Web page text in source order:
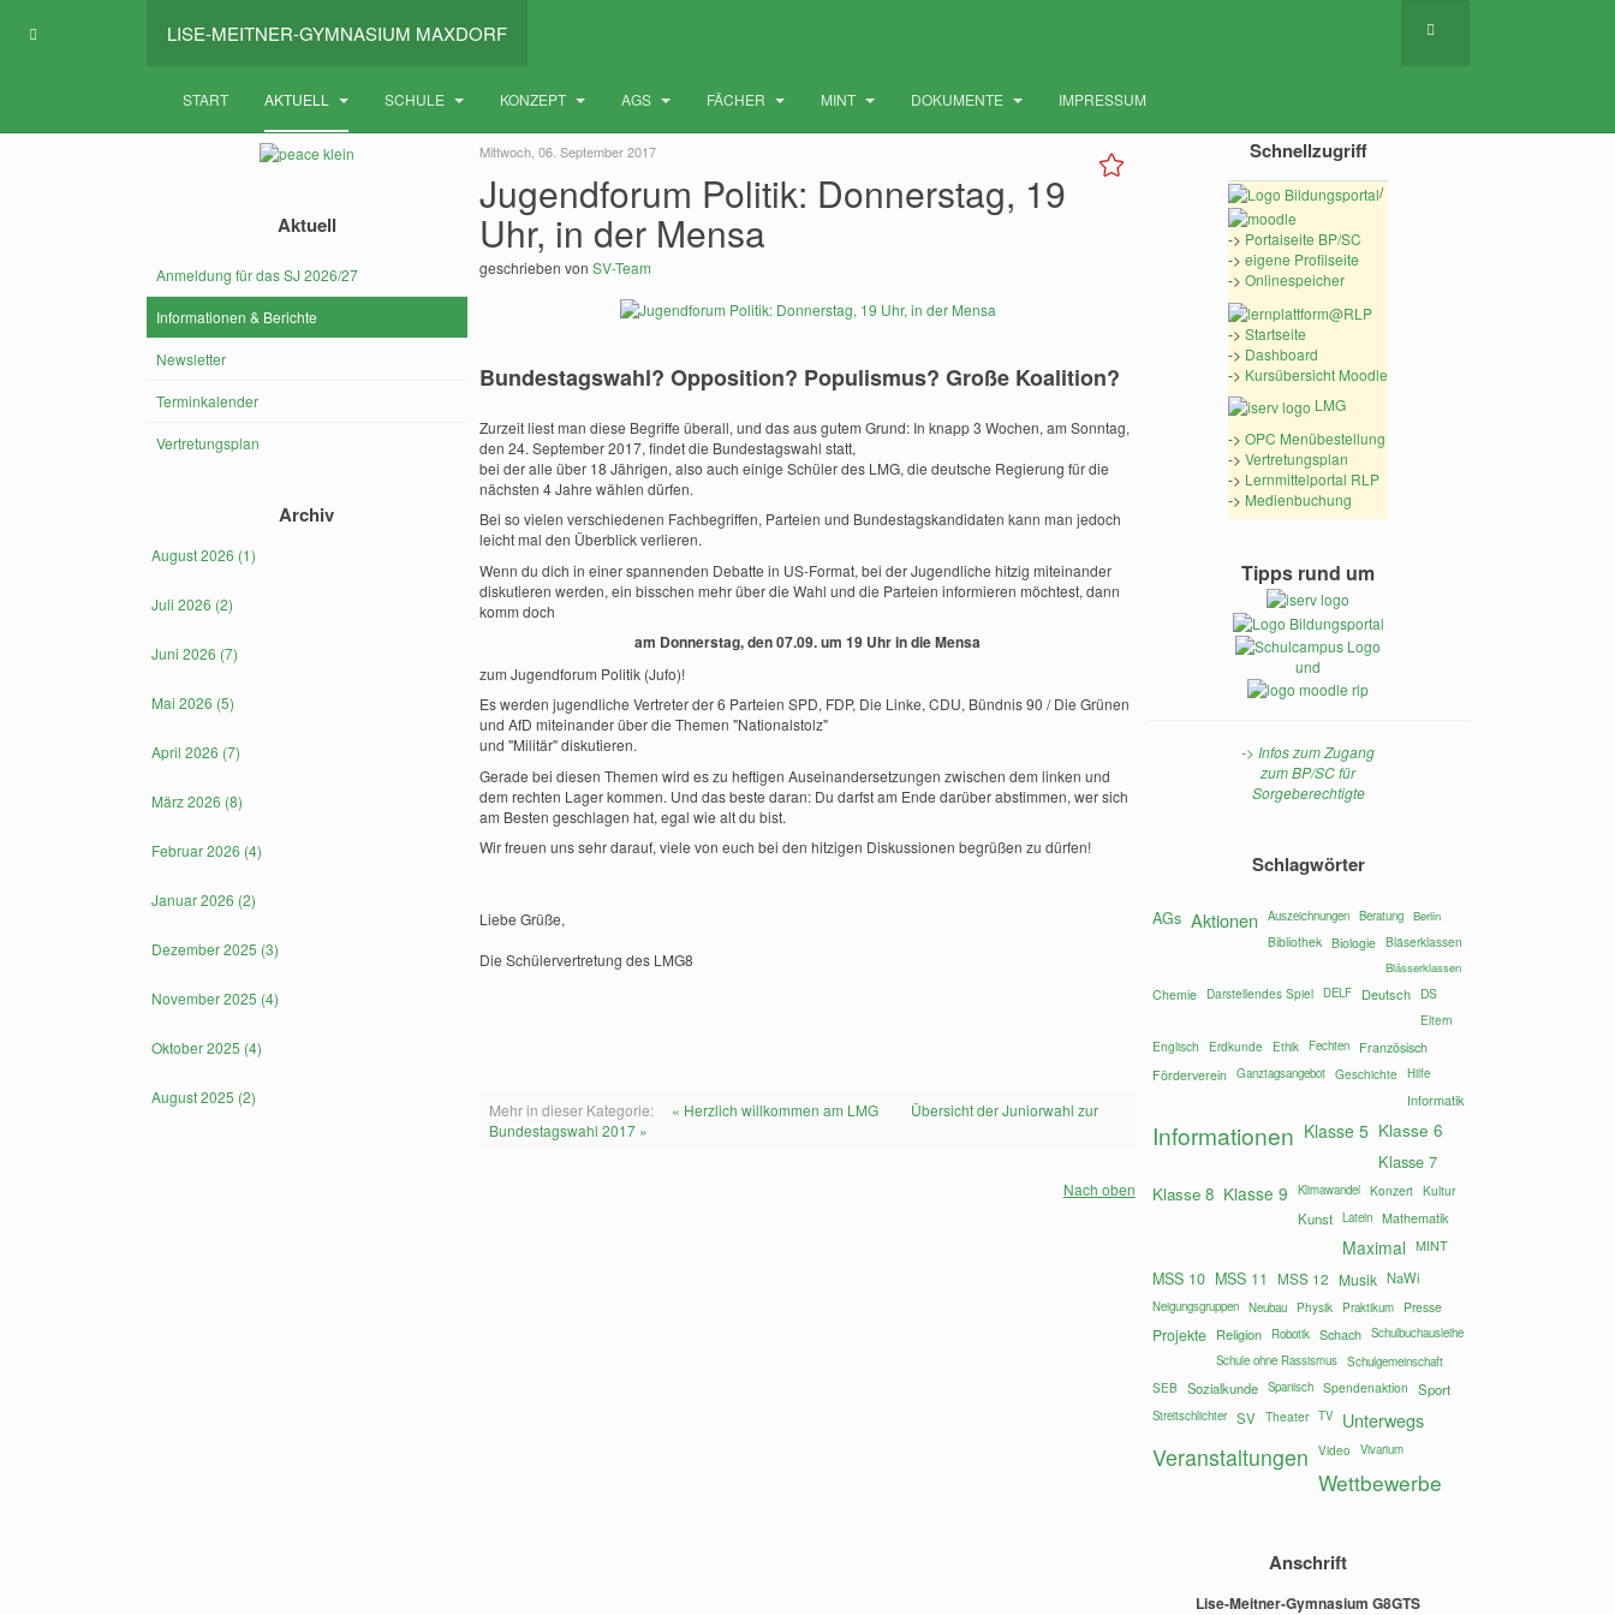
LISE-MEITNER-GYMNASIUM MAXDORF
START AKTUELL SCHULE KONZEPT AGS FÄCHER MINT DOKUMENTE IMPRESSUM
Mittwoch, 06. September 2017
Jugendforum Politik: Donnerstag, 19
Uhr, in der Mensa
geschrieben vonSV-Team
Bundestagswahl? Opposition? Populismus? Große Koalition?
Zurzeit liest man diese Begriffe überall, und das aus gutem Grund: In knapp 3 Wochen, am Sonntag,
den 24. September 2017, findet die Bundestagswahl statt,
bei der alle über 18 Jährigen, also auch einige Schüler des LMG, die deutsche Regierung für die
nächsten 4 Jahre wählen dürfen.
Bei so vielen verschiedenen Fachbegriffen, Parteien und Bundestagskandidaten kann man jedoch
leicht mal den Überblick verlieren.
Wenn du dich in einer spannenden Debatte in US-Format, bei der Jugendliche hitzig miteinander
diskutieren werden, ein bisschen mehr über die Wahl und die Parteien informieren möchtest, dann
komm doch
am Donnerstag, den 07.09. um 19 Uhr in die Mensa
zum Jugendforum Politik (Jufo)!
Es werden jugendliche Vertreter der 6 Parteien SPD, FDP, Die Linke, CDU, Bündnis 90 / Die Grünen
und AfD miteinander über die Themen "Nationalstolz"
und "Militär" diskutieren.
Gerade bei diesen Themen wird es zu heftigen Auseinandersetzungen zwischen dem linken und
dem rechten Lager kommen. Und das beste daran: Du darfst am Ende darüber abstimmen, wer sich
am Besten geschlagen hat, egal wie alt du bist.
Wir freuen uns sehr darauf, viele von euch bei den hitzigen Diskussionen begrüßen zu dürfen!
Liebe Grüße,
Die Schülervertretung des LMG8
Mehr in dieser Kategorie: « Herzlich willkommen am LMG
Übersicht der Juniorwahl zur
Bundestagswahl 2017 »
Nach oben
Aktuell
Anmeldung für das SJ 2026/27
Informationen & Berichte
Newsletter
Terminkalender
Vertretungsplan
Archiv
August 2026 (1)
Juli 2026 (2)
Juni 2026 (7)
Mai 2026 (5)
April 2026 (7)
März 2026 (8)
Februar 2026 (4)
Januar 2026 (2)
Dezember 2025 (3)
November 2025 (4)
Oktober 2025 (4)
August 2025 (2)
Schnellzugriff
/
-> Portalseite BP/SC
->eigene Profilseite
->Onlinespeicher
->Startseite
-> Dashboard
-> Kursübersicht Moodle
LMG
->OPC Menübestellung
->Vertretungsplan
-> Lernmittelportal RLP
-> Medienbuchung
Tipps rund um
und
-> Infos zum Zugang
zum BP/SC für
Sorgeberechtigte
Schlagwörter
AGs Aktionen Auszeichnungen Beratung Berlin
Bibliothek Biologie Bläserklassen
Blässerklassen
Chemie Darstellendes Spiel DELF Deutsch DS
Eltern
Englisch Erdkunde Ethik Fechten
Französisch
Förderverein Ganztagsangebot Geschichte Hilfe
Informatik
Informationen Klasse 5 Klasse 6
Klasse 7
Klasse 8 Klasse 9 Klimawandel Konzert Kultur
Kunst Latein Mathematik
Maximal MINT
MSS 10 MSS 11 MSS 12 Musik NaWi
Neigungsgruppen Neubau Physik Praktikum Presse
Projekte Religion Robotik Schach Schulbuchausleihe
Schule ohne Rassismus Schulgemeinschaft
SEB
Sozialkunde Spanisch Spendenaktion Sport
Streitschlichter SV Theater TV Unterwegs
Veranstaltungen Video Vivarium
Wettbewerbe
Anschrift
Lise-Meitner-Gymnasium G8GTS